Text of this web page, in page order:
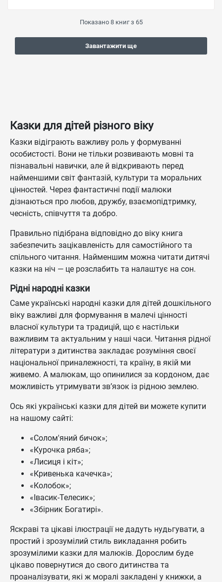
Показано 8книг з 65
Завантажити ще
Казки для дітей різного віку
Казки відіграють важливу роль у формуванні
особистості. Вони не тільки розвивають мовні та
пізнавальні навички, але й відкривають перед
найменшими світ фантазій, культури та моральних
цінностей. Через фантастичні події малюки
дізнаються про любов, дружбу, взаємопідтримку,
чесність, співчуття та добро.
Правильно підібрана відповідно до віку книга
забезпечить зацікавленість для самостійного та
спільного читання. Найменшим можна читати дитячі
казки на ніч — це розслабить та налаштує на сон.
Рідні народні казки
Саме українські народні казки для дітей дошкільного
віку важливі для формування в малечі цінності
власної культури та традицій, що є настільки
важливим та актуальним у наші часи. Читання рідної
літератури з дитинства закладає розуміння своєї
національної приналежності, та країну, в якій ми
живемо. А малюкам, що опинилися за кордоном, дає
можливість утримувати зв’язок із рідною землею.
Ось які українські казки для дітей ви можете купити
на нашому сайті:
«Солом'яний бичок»;
«Курочка ряба»;
«Лисиця і кіт»;
«Кривенька качечка»;
«Колобок»;
«Івасик-Телесик»;
«Збірник Богатирі».
Яскраві та цікаві ілюстрації не дадуть нудьгувати, а
простий і зрозумілий стиль викладання робить
зрозумілими казки для малюків. Дорослим буде
цікаво повернутися до свого дитинства та
проаналізувати, які ж моралі закладені у книжки, а